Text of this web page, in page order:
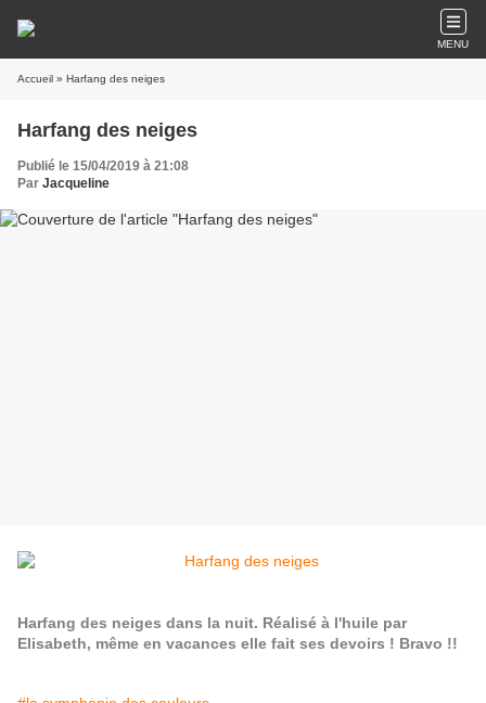
MENU
Accueil » Harfang des neiges
Harfang des neiges
Publié le 15/04/2019 à 21:08
Par Jacqueline
Harfang des neiges dans la nuit. Réalisé à l'huile par
Elisabeth, même en vacances elle fait ses devoirs ! Bravo !!